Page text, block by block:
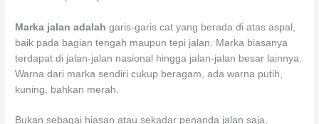
Marka jalan adalah garis-garis cat yang berada di atas aspal,
baik pada bagian tengah maupun tepi jalan. Marka biasanya
terdapat di jalan-jalan nasional hingga jalan-jalan besar lainnya.
Warna dari marka sendiri cukup beragam, ada warna putih,
kuning, bahkan merah.
Bukan sebagai hiasan atau sekadar penanda jalan saja,